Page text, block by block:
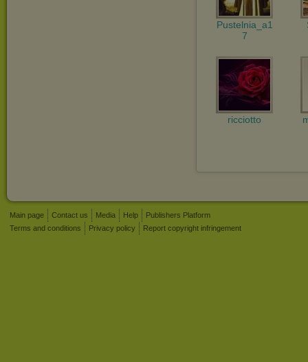
Pustelnia_a1
7
ricciotto
Main page Contact us Media Help
Publishers Platform
Terms and conditions
Privacy policy Report copyright infringement